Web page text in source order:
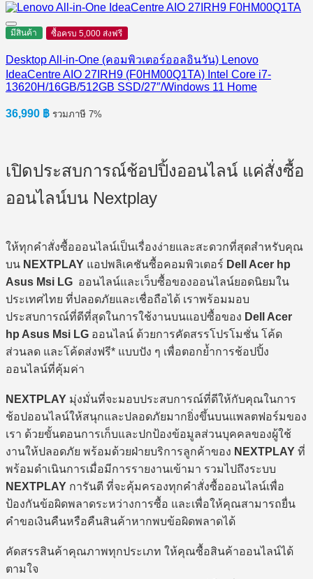
มีสินค้า ซื้อครบ 5,000 ส่งฟรี
Desktop All-in-One (คอมพิวเตอร์ออลอินวัน) Lenovo
IdeaCentre AIO 27IRH9 (F0HM00Q1TA) Intel Core i7-
13620H/16GB/512GB SSD/27″/Windows 11 Home
36,990 ฿ รวมภาษี 7%
เปิดประสบการณ์ช้อปปิ้งออนไลน์ แค่สั่งซื้อ
ออนไลน์บน Nextplay
ให้ทุกคำสั่งซื้อออนไลน์เป็นเรื่องง่ายและสะดวกที่สุดสำหรับคุณ
บน NEXTPLAY แอปพลิเคชันซื้อคอมพิวเตอร์ Dell Acer hp
Asus Msi LG ออนไลน์และเว็บซื้อของออนไลน์ยอดนิยมใน
ประเทศไทย ที่ปลอดภัยและเชื่อถือได้ เราพร้อมมอบ
ประสบการณ์ที่ดีที่สุดในการใช้งานบนแอปซื้อของ Dell Acer
hp Asus Msi LG ออนไลน์ ด้วยการคัดสรรโปรโมชั่น โค้ด
ส่วนลด และโค้ดส่งฟรี* แบบปัง ๆ เพื่อตอกย้ำการช้อปปิ้ง
ออนไลน์ที่คุ้มค่า
NEXTPLAY มุ่งมั่นที่จะมอบประสบการณ์ที่ดีให้กับคุณในการ
ช้อปออนไลน์ให้สนุกและปลอดภัยมากยิ่งขึ้นบนแพลตฟอร์มของ
เรา ด้วยขั้นตอนการเก็บและปกป้องข้อมูลส่วนบุคคลของผู้ใช้
งานให้ปลอดภัย พร้อมด้วยฝ่ายบริการลูกค้าของ NEXTPLAY ที่
พร้อมดำเนินการเมื่อมีการรายงานเข้ามา รวมไปถึงระบบ
NEXTPLAY การันตี ที่จะคุ้มครองทุกคำสั่งซื้อออนไลน์เพื่อ
ป้องกันข้อผิดพลาดระหว่างการซื้อ และเพื่อให้คุณสามารถยื่น
คำขอเงินคืนหรือคืนสินค้าหากพบข้อผิดพลาดได้
คัดสรรสินค้าคุณภาพทุกประเภท ให้คุณซื้อสินค้าออนไลน์ได้
ตามใจ